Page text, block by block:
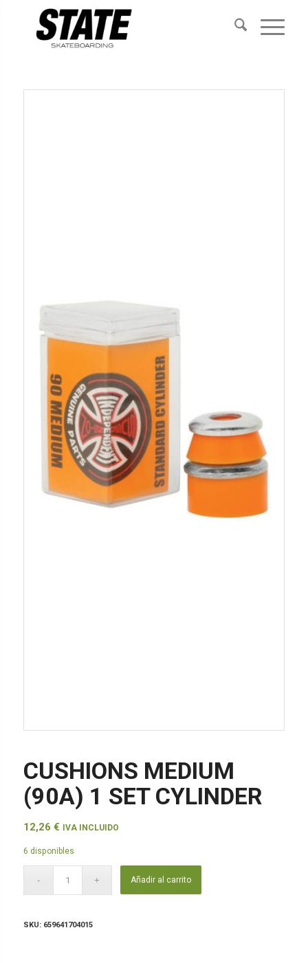
CUSHIONS MEDIUM
(90A) 1 SET CYLINDER
12,26 € IVA INCLUIDO
6 disponibles
Añadir al carrito
SKU: 659641704015